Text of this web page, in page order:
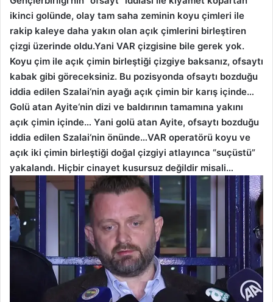
ikinci golünde, olay tam saha zeminin koyu çimleri ile
rakip kaleye daha yakın olan açık çimlerini birleştiren
çizgi üzerinde oldu.Yani VAR çizgisine bile gerek yok.
Koyu çim ile açık çimin birleştiği çizgiye baksanız, ofsaytı
kabak gibi göreceksiniz. Bu pozisyonda ofsaytı bozduğu
iddia edilen Szalai‘nin ayağı açık çimin bir karış içinde…
Golü atan Ayite‘nin dizi ve baldırının tamamına yakını
açık çimin içinde… Yani golü atan Ayite, ofsaytı bozduğu
iddia edilen Szalai‘nin önünde…VAR operatörü koyu ve
açık iki çimin birleştiği doğal çizgiyi atlayınca “suçüstü”
yakalandı. Hiçbir cinayet kusursuz değildir misali…